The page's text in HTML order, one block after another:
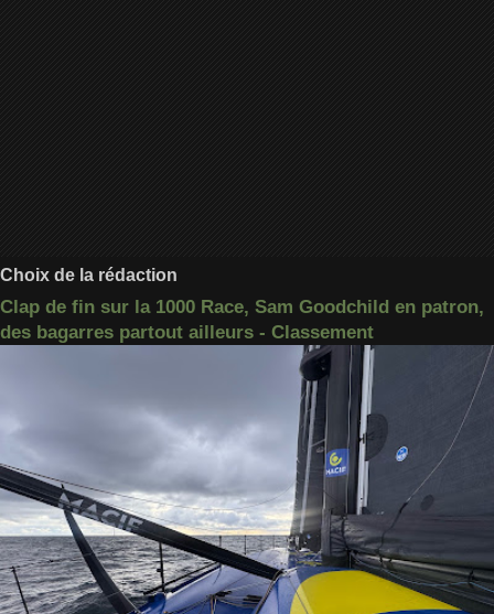
Choix de la rédaction
Clap de fin sur la 1000 Race, Sam Goodchild en patron,
des bagarres partout ailleurs - Classement